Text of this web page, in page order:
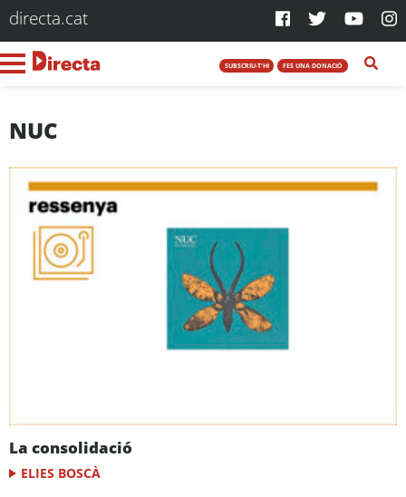
directa.cat
SUBSCRIU-T'HI FES UNA DONACIÓ
NUC
La consolidació
ELIES BOSCÀ